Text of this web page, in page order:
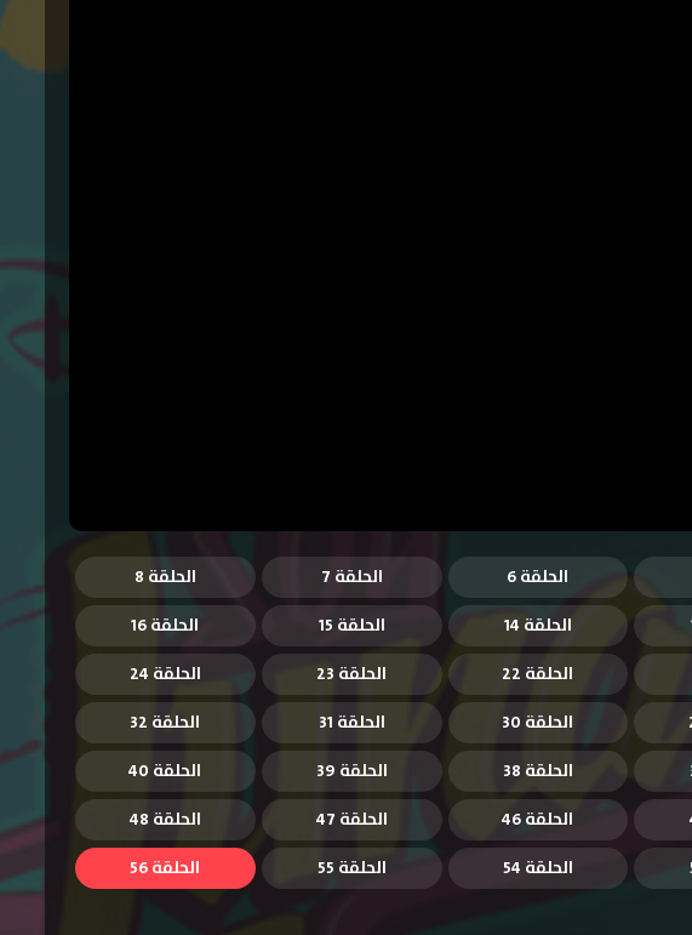
الحلقة 6 الحلقة 7
الحلقة 8
الحلقة 14 الحلقة 15
الحلقة 16
الحلقة 22 الحلقة 23
الحلقة 24
الحلقة 30 الحلقة 31
الحلقة 32
الحلقة 38 الحلقة 39
الحلقة 40
الحلقة 46 الحلقة 47
الحلقة 48
الحلقة 54 الحلقة 55
الحلقة 56